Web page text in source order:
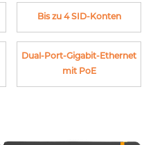
Bis zu 4 SID-Konten
Dual-Port-Gigabit-Ethernet
mit PoE